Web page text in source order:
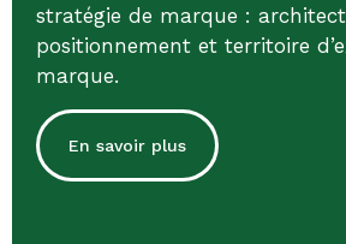
stratégie de marque :
positionnement et territoire
marque.
En savoir plus